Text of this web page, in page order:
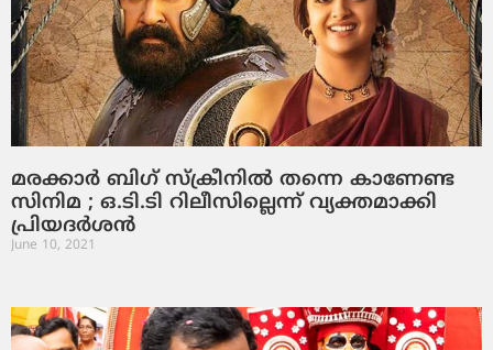
മരക്കാര്‍ ബിഗ് സ്‌ക്രീനില്‍ തന്നെ കാണേണ്ട
സിനിമ ; ഒ.ടി.ടി റിലീസില്ലെന്ന് വ്യക്തമാക്കി
പ്രിയദര്‍ശന്‍
June 10, 2021